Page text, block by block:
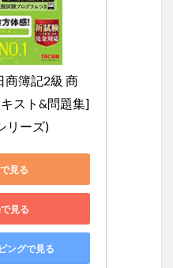
商簿記2級 商
スト&問題集]
リーズ)
見る
見る
ングで見る